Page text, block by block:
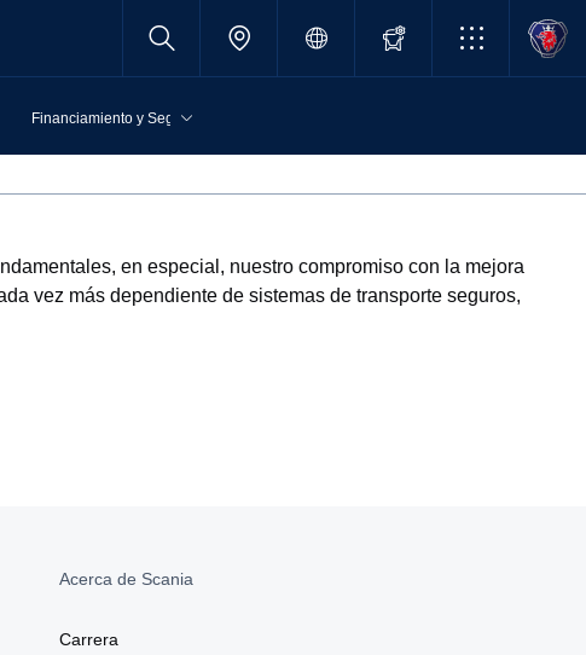
Financiamiento y Seguros
en especial, nuestro compromiso con la mejora
vez más dependiente de sistemas de transporte seguros,
Acerca de Scania
Carrera